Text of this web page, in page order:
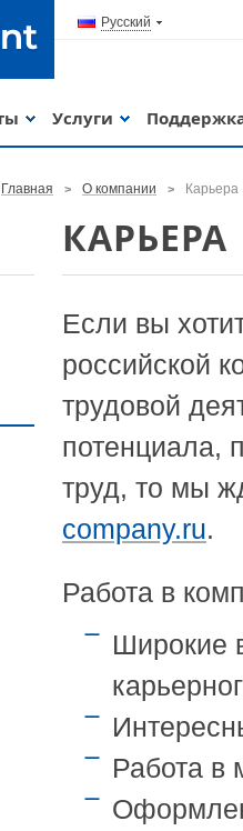
Русский
Услуги
Главная О компании Карьера
КАРЬЕРА
Если вы
российской
трудовой
потенциала,
труд, то мы
company.ru.
Работа в
Широкие
Работа в